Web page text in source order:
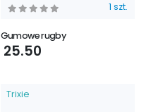
1 szt.
Gumowe rugby
25.50
Trixie